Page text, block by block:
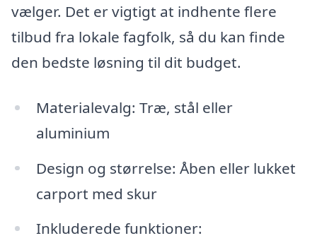
vælger. Det er vigtigt at indhente flere
tilbud fra lokale fagfolk, så du kan finde
den bedste løsning til dit budget.
Materialevalg: Træ, stål eller
aluminium
Design og størrelse: Åben eller lukket
carport med skur
Inkluderede funktioner: